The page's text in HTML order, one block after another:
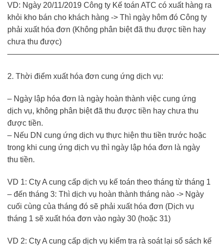
VD: Ngày 20/11/2019 Công ty Kế toán ATC có xuất hàng ra
khỏi kho bán cho khách hàng -> Thì ngày hôm đó Công ty
phải xuất hóa đơn (Không phân biệt đã thu được tiền hay
chưa thu được)
2. Thời điểm xuất hóa đơn cung ứng dịch vụ:
– Ngày lập hóa đơn là ngày hoàn thành việc cung ứng
dịch vụ, không phân biệt đã thu được tiền hay chưa thu
được tiền.
– Nếu DN cung ứng dịch vụ thực hiện thu tiền trước hoặc
trong khi cung ứng dịch vụ thì ngày lập hóa đơn là ngày
thu tiền.
VD 1: Cty A cung cấp dịch vụ kế toán theo tháng từ tháng 1
– đến tháng 3: Thì dịch vụ hoàn thành tháng nào -> Ngày
cuối cùng của tháng đó sẽ phải xuất hóa đơn (Dịch vụ
tháng 1 sẽ xuất hóa đơn vào ngày 30 (hoặc 31)
VD 2: Cty A cung cấp dịch vụ kiểm tra rà soát lại sổ sách kế